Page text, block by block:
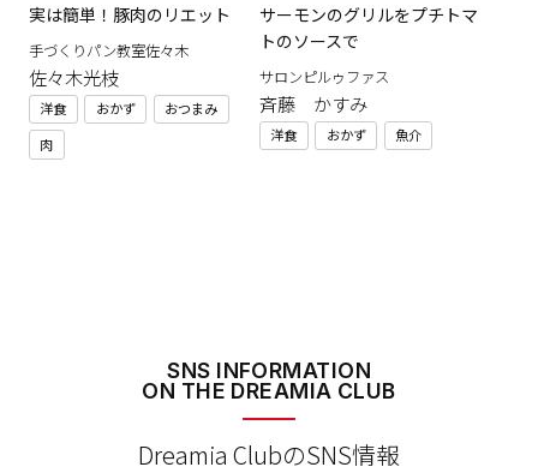
実は簡単！豚肉のリエット
手づくりパン教室佐々木
佐々木光枝
洋食 おかず
おつまみ
肉
サーモンのグリルをプチトマ
トのソースで
サロンピルゥファス
斉藤 かすみ
洋食 おかず 魚介
SNS INFORMATION
ON THE DREAMIA CLUB
Dreamia ClubのSNS情報